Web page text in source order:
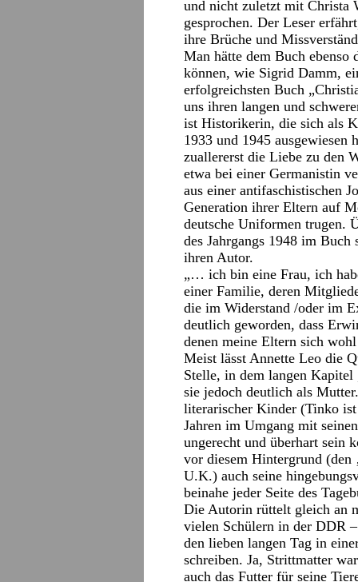
und nicht zuletzt mit Christa
gesprochen. Der Leser
ihre Brüche und
Man hätte dem Buch ebenso
können, wie Sigrid Damm,
erfolgreichsten Buch
uns ihren langen und
ist Historikerin, die sich als
1933 und 1945
zuallererst die Liebe zu den
etwa bei einer Germanistin
aus einer antifaschistischen
Generation ihrer Eltern auf
deutsche Uniformen trugen.
des Jahrgangs 1948 im
ihren Autor.
„… ich bin eine Frau, ich
einer Familie, deren
die im Widerstand /oder im
deutlich geworden, dass
denen meine Eltern sich
Meist lässt Annette Leo die
Stelle, in dem langen
sie jedoch deutlich als
literarischer Kinder (Tinko
Jahren im Umgang mit
ungerecht und überhart sein
vor diesem Hintergrund (den
U.K.) auch seine
beinahe jeder Seite des
Die Autorin rüttelt gleich an
vielen Schülern in der DDR
den lieben langen Tag in
schreiben. Ja, Strittmatter
auch das Futter für seine